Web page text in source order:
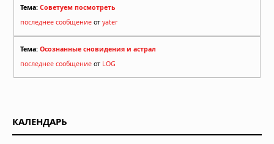
Тема: Советуем посмотреть
последнее сообщение от yater
Тема: Осознанные сновидения и астрал
последнее сообщение от LOG
КАЛЕНДАРЬ